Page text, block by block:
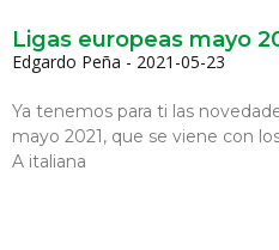
Ligas europeas mayo
Edgardo Peña 2021-05-23
Ya tenemos para ti las
mayo 2021, que se viene con
A italiana